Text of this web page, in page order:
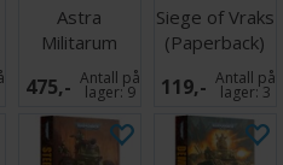
Astra
Militarum
Artillery Team
475,- Antall på
lager:9
Siege of Vraks
(Paperback)
119,- Antall på
lager:3